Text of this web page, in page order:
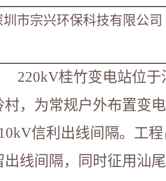
圳市宗兴环保科技有限公司
220kV桂竹变电站位于
村，为常规户外布置变
信利出线间隔。工
出线间隔，同时征用汕